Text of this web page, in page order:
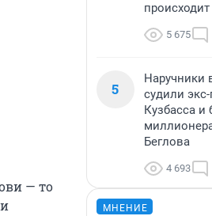
— то
5 675
5
Наручники
судили
Кузбасса и
Беглова
4 693
МНЕНИЕ